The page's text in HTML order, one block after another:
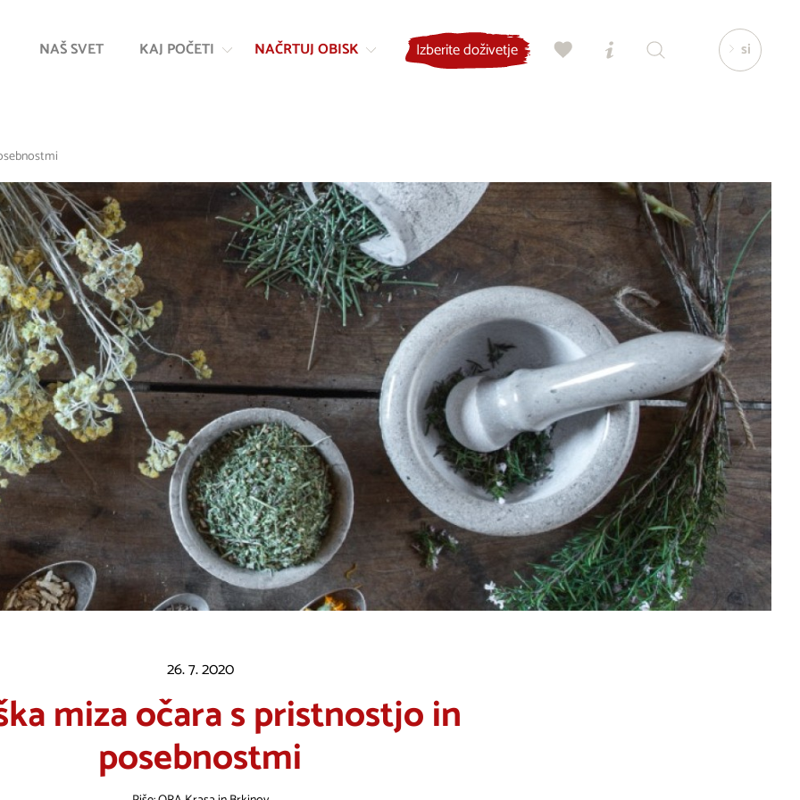
vsebino
NAŠ SVET KAJ POČETI NAČRTUJ OBISK Izberite doživetje si
26. 7. 2020
miza očara s pristnostjo in
posebnostmi